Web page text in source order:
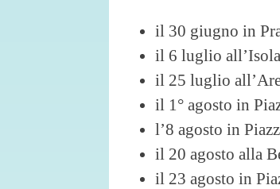
il 30 giugno in
il 6 luglio
il 25 luglio
il 1° agosto in
l’8 agosto in
il 20 agosto alla
il 23 agosto in